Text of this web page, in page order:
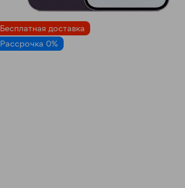
Бесплатная доставка
Рассрочка 0%